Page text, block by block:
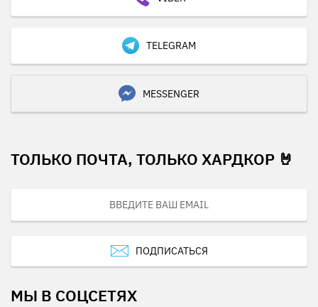
TELEGRAM
MESSENGER
ТОЛЬКО ПОЧТА, ТОЛЬКО ХАРДКОР 🤘
ПОДПИСАТЬСЯ
МЫ В СОЦСЕТЯХ